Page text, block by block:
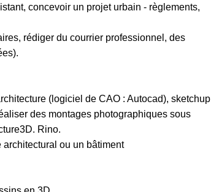
concevoir un projet urbain - règlements,
rédiger du courrier professionnel, des
(logiciel de CAO : Autocad), sketchup
des montages photographiques sous
Rino.
ou un bâtiment